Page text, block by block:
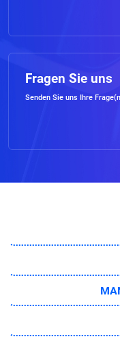
Fragen Sie uns
Senden Sie uns Ihre